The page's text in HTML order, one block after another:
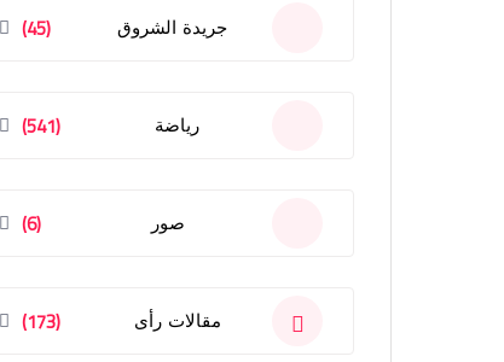
جريدة الشروق (45)
رياضة (541)
صور (6)
مقالات رأى (173)